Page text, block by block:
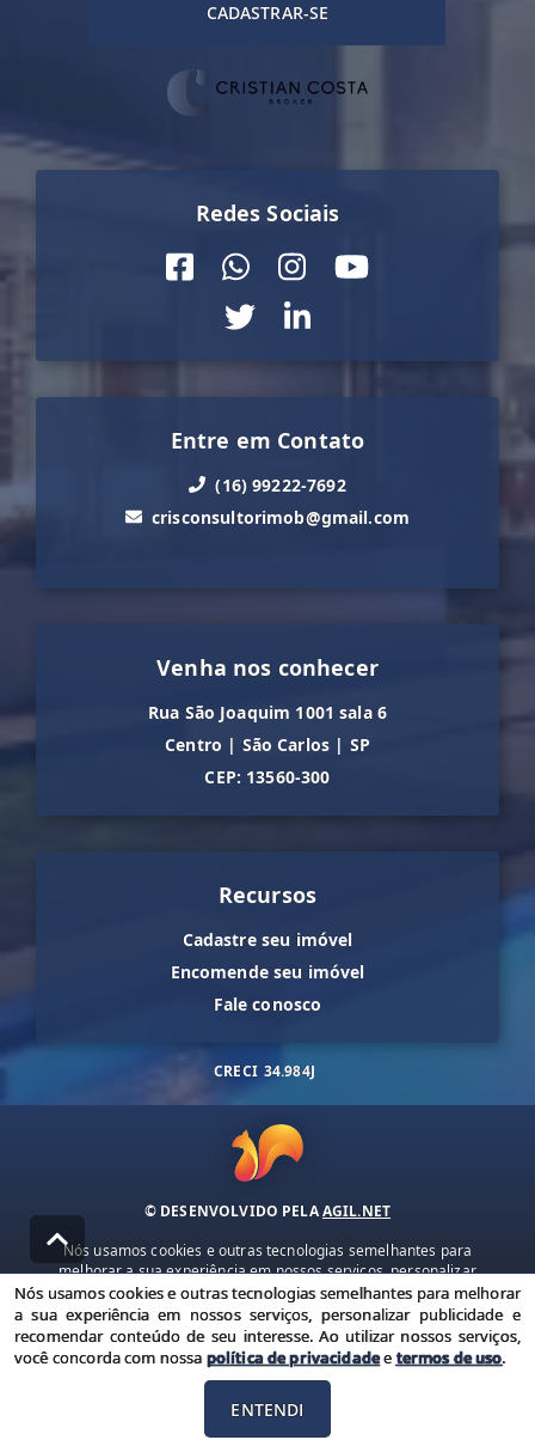
CADASTRAR-SE
Redes Sociais
Entre em Contato
(16) 99222-7692
crisconsultorimob@gmail.com
Venha nos conhecer
Rua São Joaquim 1001 sala 6
Centro | São Carlos | SP
CEP: 13560-300
Recursos
Cadastre seu imóvel
Encomende seu imóvel
Fale conosco
CRECI 34.984J
© DESENVOLVIDO PELAAGIL.NET
Nós usamos cookies e outras tecnologias semelhantes para
melhorar a sua experiência em nossos serviços, personalizar
publicidade e recomendar conteúdo de seu interesse. Ao utilizar
nossos serviços, você concorda com nossa política de privacidade e
termos de uso.
Política de Privacidade Termos de uso
Nós usamos cookies e outras tecnologias semelhantes para melhorar
a sua experiência em nossos serviços, personalizar publicidade e
recomendar conteúdo de seu interesse. Ao utilizar nossos serviços,
você concorda com nossa política de privacidadeetermos de uso.
ENTENDI